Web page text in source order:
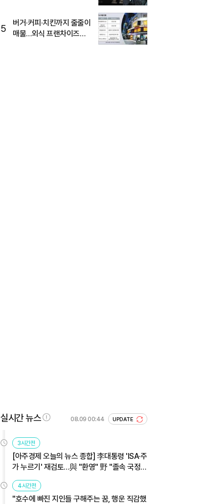
5
버거·커피·치킨까지 줄줄이
매물…외식 프랜차이즈
실시간 뉴스 08.09 00:44 UPDATE
3시간전
[아주경제 오늘의 뉴스 종합] 李대통령 'ISA·주
가 누르기' 재검토…與 "환영" 野 "졸속 국정"
外
4시간전
"호수에 빠진 지인들 구해주는 꿈, 행운 직감했